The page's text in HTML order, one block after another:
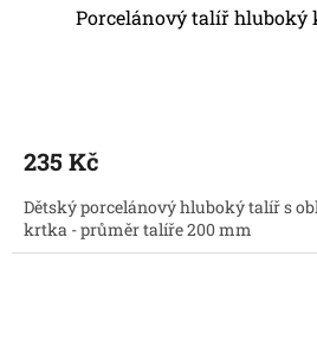
Porcelánový talíř hluboký
235 Kč
Dětský porcelánový hluboký talíř s
krtka - průměr talíře 200 mm